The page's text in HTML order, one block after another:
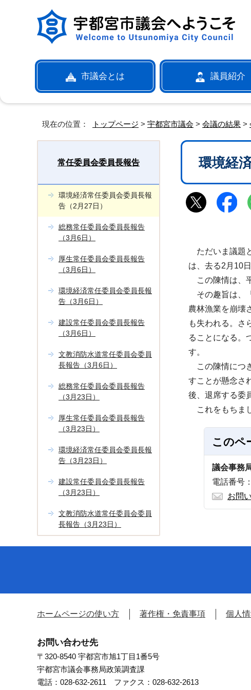
市議会とは 議員紹介
現在の位置： トップページ > 宇都宮市議会 > 会議の結果 >
環境経
ただいま議題
は、去る2月10
この陳情は、
その趣旨は、
農林漁業を崩壊
も失われる。さ
ることになる。
す。
この陳情につ
すことが懸念さ
後、退席する委
これをもちま
このペ
議会事務
電話番号
お問
常任委員会委員長報告
環境経済常任委員会委員長報
告（2月27日）
総務常任委員会委員長報告
（3月6日）
厚生常任委員会委員長報告
（3月6日）
環境経済常任委員会委員長報
告（3月6日）
建設常任委員会委員長報告
（3月6日）
文教消防水道常任委員会委員
長報告（3月6日）
総務常任委員会委員長報告
（3月23日）
厚生常任委員会委員長報告
（3月23日）
環境経済常任委員会委員長報
告（3月23日）
建設常任委員会委員長報告
（3月23日）
文教消防水道常任委員会委員
長報告（3月23日）
ホームページの使い方 著作権・免責事項 個人
お問い合わせ先
〒320-8540 宇都宮市旭1丁目1番5号
宇都宮市議会事務局政策調査課
電話：028-632-2611 ファクス：028-632-2613